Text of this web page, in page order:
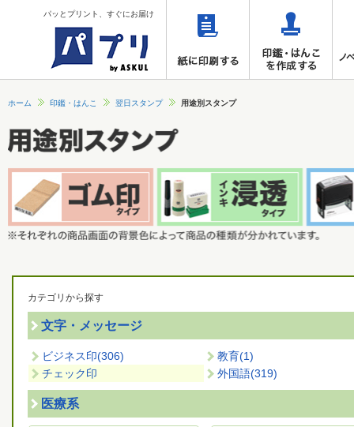
パッとプリント、すぐにお届け
ホーム 印鑑・はんこ 翌日スタンプ 用途別スタンプ
カテゴリから探す
文字・メッセージ
ビジネス印(306) 教育(1)
チェック印
外国語(319)
医療系